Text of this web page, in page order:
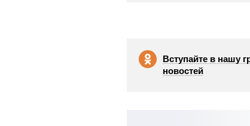
Вступайте в нашу
новостей